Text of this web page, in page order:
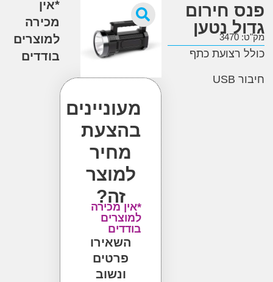
חירום
נטען
רצועת כתף
מעוניינים
בהצעת
מחיר
למוצר
*אין מכירה
למוצרים
בודדים
השאירו
פרטים
מכירה
למוצרים
בודדים